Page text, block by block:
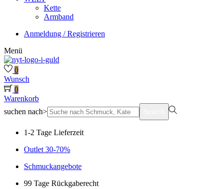
Kette
Armband
Anmeldung / Registrieren
Menü
0
Wunsch
0
Warenkorb
suchen nach>
1-2 Tage Lieferzeit
Outlet 30-70%
Schmuckangebote
99 Tage Rückgaberecht